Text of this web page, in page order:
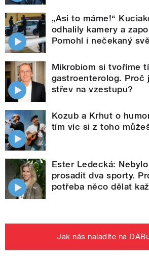
„Asi to máme!“
odhalily kamery a
Pomohl i nečekaný
Mikrobiom si tvoříme
gastroenterolog. Proč
střev na vzestupu?
Kozub a Krhut o
tím víc si z toho
Ester Ledecká:
prosadit dva sporty.
potřeba něco dělat
Jak nás naladíte na